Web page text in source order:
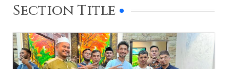
Section Title